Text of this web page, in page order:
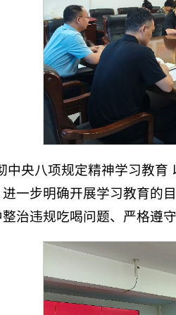
央八项规定精神学习教
一步明确开展学习教育的
治违规吃喝问题、严格遵